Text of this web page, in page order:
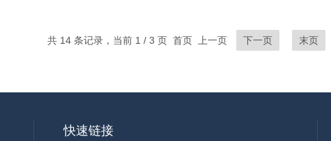
共 14 条记录，当前 1 / 3 页 首页 上一页 下一页 末页
快速链接